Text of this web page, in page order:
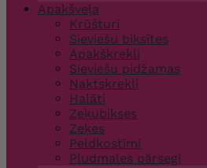
Apakšveļa
Krūšturi
Sieviešu biksītes
Apakškrekli
Sieviešu pidžamas
Naktskrekli
Halāti
Zeķubikses
Zeķes
Peldkostīmi
Pludmales pārsegi